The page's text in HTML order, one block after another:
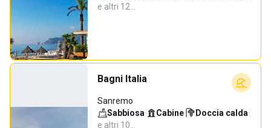
e altri 12…
Bagni Italia
Sanremo
Sabbiosa· Cabine· Doccia calda·
e altri 10…